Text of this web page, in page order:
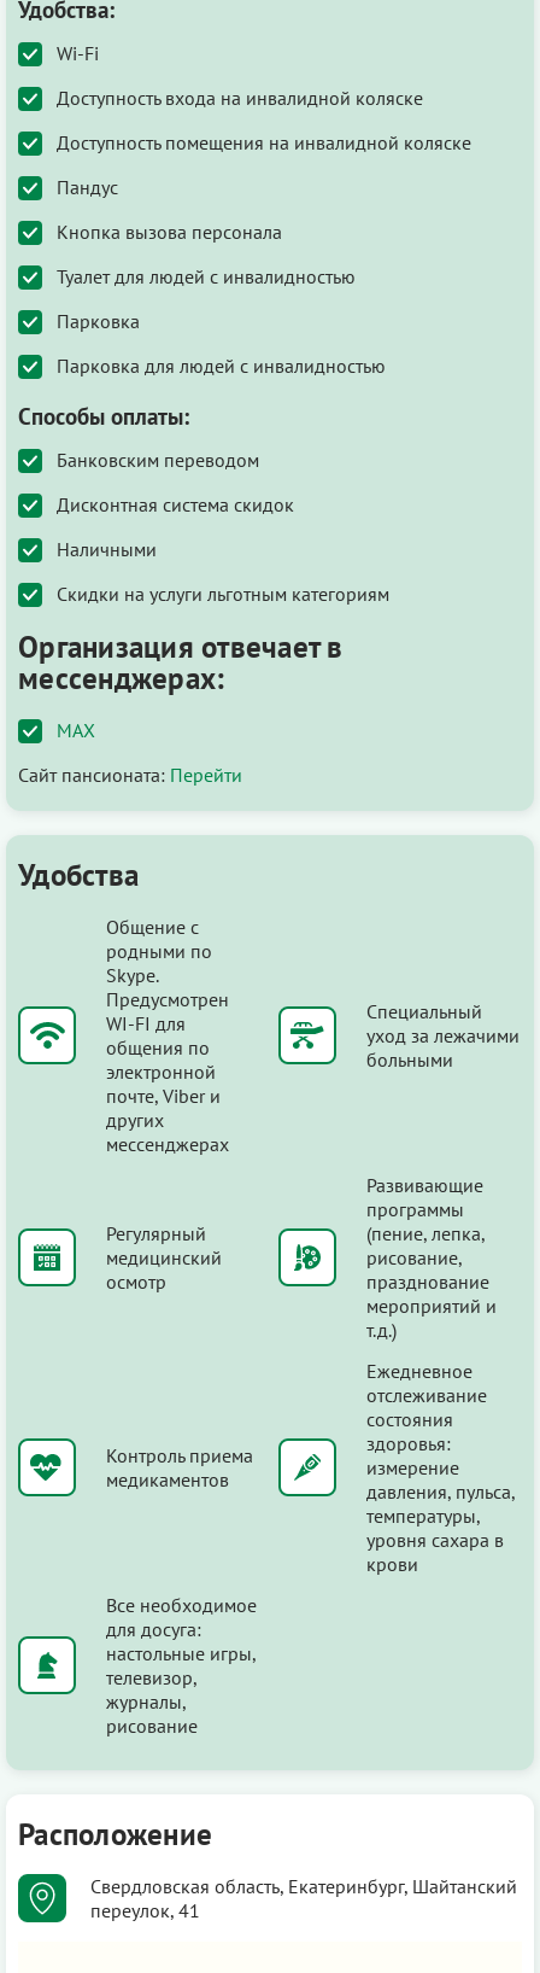
Удобства:
Wi-Fi
Доступность входа на инвалидной коляске
Доступность помещения на инвалидной коляске
Пандус
Кнопка вызова персонала
Туалет для людей с инвалидностью
Парковка
Парковка для людей с инвалидностью
Способы оплаты:
Банковским переводом
Дисконтная система скидок
Наличными
Скидки на услуги льготным категориям
Организация отвечает в
мессенджерах:
MAX
Сайт пансионата: Перейти
Удобства
Общение с
родными по
Skype.
Предусмотрен
WI-FI для
общения по
электронной
почте, Viber и
других
мессенджерах
Специальный
уход за лежачими
больными
Регулярный
медицинский
осмотр
Развивающие
программы
(пение, лепка,
рисование,
празднование
мероприятий и
т.д.)
Контроль приема
медикаментов
Ежедневное
отслеживание
состояния
здоровья:
измерение
давления, пульса,
температуры,
уровня сахара в
крови
Все необходимое
для досуга:
настольные игры,
телевизор,
журналы,
рисование
Расположение
Свердловская область, Екатеринбург, Шайтанский
переулок, 41